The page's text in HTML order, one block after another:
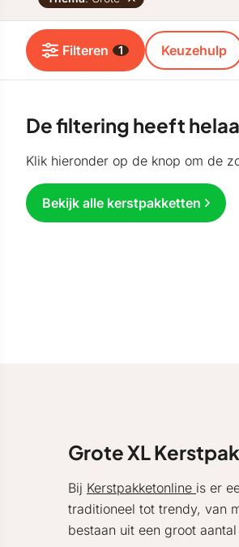
Filteren 1 Keuzehulp
De filtering heeft
Klik hieronder op de knop om de
Bekijk alle kerstpakketten
Grote XL
Bij Kerstpakketonline is er
traditioneel tot trendy, van
bestaan uit een groot